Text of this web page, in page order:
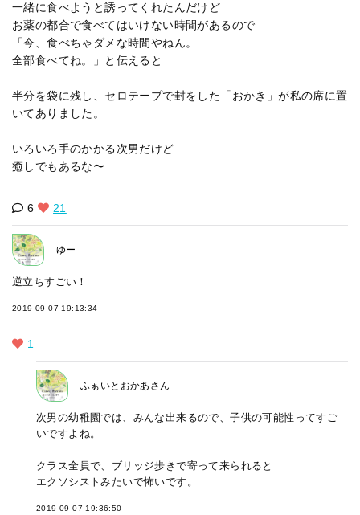
一緒に食べようと誘ってくれたんだけど
お薬の都合で食べてはいけない時間があるので
「今、食べちゃダメな時間やねん。
全部食べてね。」と伝えると
半分を袋に残し、セロテープで封をした「おかき」が私の席に置
いてありました。
いろいろ手のかかる次男だけど
癒しでもあるな〜
6 21
ゆー
逆立ちすごい！
2019-09-07 19:13:34
1
ふぁいとおかあさん
次男の幼稚園では、みんな出来るので、子供の可能性ってすご
いですよね。
クラス全員で、ブリッジ歩きで寄って来られると
エクソシストみたいで怖いです。
2019-09-07 19:36:50